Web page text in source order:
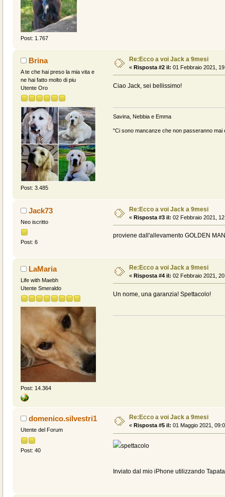
Post: 1.767
Brina
A te che hai preso la mia vita e
ne hai fatto molto di piu
Utente Oro
Post: 3.485
Re:Ecco a voi Jack a 9mesi
« Risposta #2 il: 01 Febbraio 2021,
Ciao Jack, sei bellissimo!
Savina, Nebbia e Emma
"Ci sono mancanze che non passeranno
Jack73
Neo iscritto
Post: 6
Re:Ecco a voi Jack a 9mesi
« Risposta #3 il: 02 Febbraio 2021,
proviene dall'allevamento GOLDEN
LaMaria
Life with Maebh
Utente Smeraldo
Post: 14.364
Re:Ecco a voi Jack a 9mesi
« Risposta #4 il: 02 Febbraio 2021,
Un nome, una garanzia! Spettacolo!
domenico.silvestri1
Utente del Forum
Post: 40
Re:Ecco a voi Jack a 9mesi
« Risposta #5 il: 01 Maggio 2021,
spettacolo
Inviato dal mio iPhone utilizzando